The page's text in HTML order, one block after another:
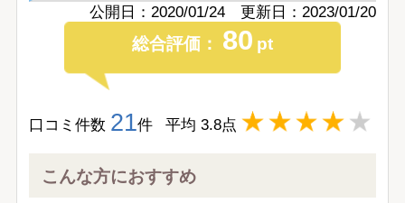
公開日：2020/01/24 更新日：2023/01/20
総合評価： 80 pt
口コミ件数 21件 平均3.8点
こんな方におすすめ